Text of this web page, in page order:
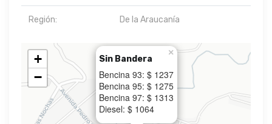
Región: De la Araucanía
Sin Bandera
Bencina 93: $ 1237
Bencina 95: $ 1275
Bencina 97: $ 1313
Diesel: $ 1064
×
+
−